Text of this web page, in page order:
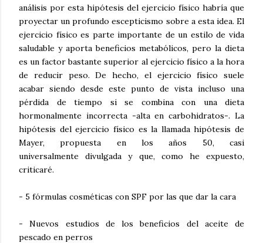
análisis por esta hipótesis del ejercicio físico habría que
proyectar un profundo escepticismo sobre a esta idea. El
ejercicio físico es parte importante de un estilo de vida
saludable y aporta beneficios metabólicos, pero la dieta
es un factor bastante superior al ejercicio físico a la hora
de reducir peso. De hecho, el ejercicio físico suele
acabar siendo desde este punto de vista incluso una
pérdida de tiempo si se combina con una dieta
hormonalmente incorrecta -alta en carbohidratos-. La
hipótesis del ejercicio físico es la llamada hipótesis de
Mayer, propuesta en los años 50, casi
universalmente divulgada y que, como he expuesto,
criticaré.
- 5 fórmulas cosméticas con SPF por las que dar la cara
- Nuevos estudios de los beneficios del aceite de
pescado en perros